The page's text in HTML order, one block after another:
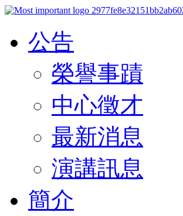
公告
榮譽事蹟
中心徵才
最新消息
演講訊息
簡介